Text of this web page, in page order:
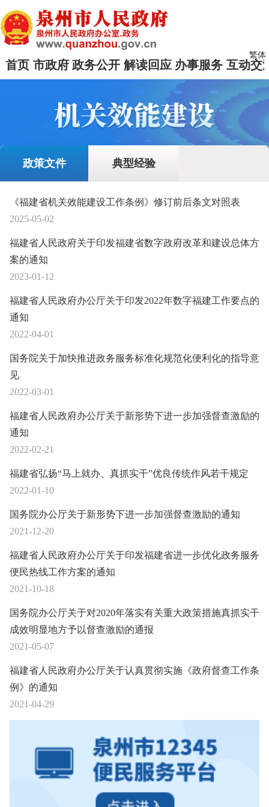
繁体
首页 市政府 政务公开 解读回应 办事服务 互动交
政策文件 典型经验
《福建省机关效能建设工作条例》修订前后条文对照表
2025-05-02
福建省人民政府关于印发福建省数字政府改革和建设总体方
案的通知
2023-01-12
福建省人民政府办公厅关于印发2022年数字福建工作要点的
通知
2022-04-01
国务院关于加快推进政务服务标准化规范化便利化的指导意
见
2022-03-01
福建省人民政府办公厅关于新形势下进一步加强督查激励的
通知
2022-02-21
福建省弘扬“马上就办、真抓实干”优良传统作风若干规定
2022-01-10
国务院办公厅关于新形势下进一步加强督查激励的通知
2021-12-20
福建省人民政府办公厅关于印发福建省进一步优化政务服务
便民热线工作方案的通知
2021-10-18
国务院办公厅关于对2020年落实有关重大政策措施真抓实干
成效明显地方予以督查激励的通报
2021-05-07
福建省人民政府办公厅关于认真贯彻实施《政府督查工作条
例》的通知
2021-04-29